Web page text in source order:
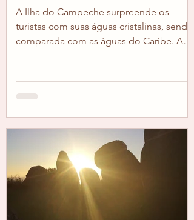
A Ilha do Campeche surpreende os
turistas com suas águas cristalinas, sendo
comparada com as águas do Caribe. A